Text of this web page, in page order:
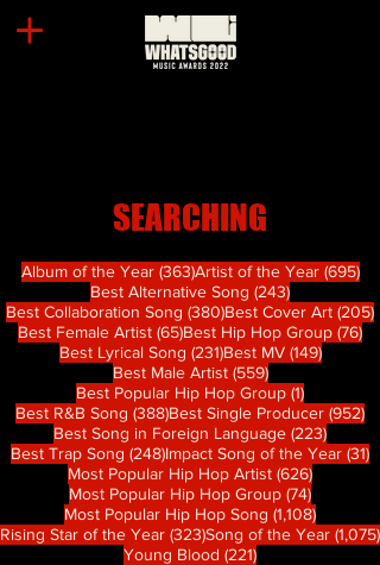
SEARCHING
Album of the Year (363)363 篇文章
Artist of the Year (695)
Best Alternative Song (243)243 篇文章
Best Collaboration Song (380)380 篇文章
Best Cover Art (205)
Best Female Artist (65)65 篇文章
Best Hip Hop Group (76)76
Best Lyrical Song (231)231 篇文章
Best MV (149)149 篇文
Best Male Artist (559)559 篇文章
Best Popular Hip Hop Group (1)1 篇文章
Best R&B Song (388)388 篇文章
Best Single Producer (952)
Best Song in Foreign Language (223)223 篇
Best Trap Song (248)248 篇文章
Impact Song of the Year (31)
Most Popular Hip Hop Artist (626)626 篇文
Most Popular Hip Hop Group (74)74 篇文章
Most Popular Hip Hop Song (1,108)1,108 篇
Rising Star of the Year (323)323 篇文章
Song of the Year (1,075)
Young Blood (221)221 篇文章